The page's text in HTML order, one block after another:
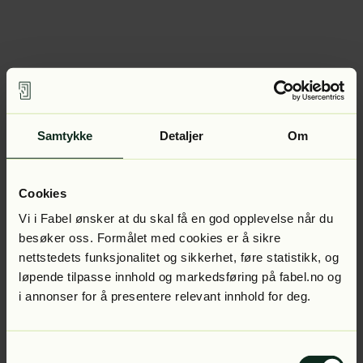
Samtykke Detaljer Om
Cookies
Vi i Fabel ønsker at du skal få en god opplevelse når du
besøker oss. Formålet med cookies er å sikre
nettstedets funksjonalitet og sikkerhet, føre statistikk, og
løpende tilpasse innhold og markedsføring på fabel.no og
i annonser for å presentere relevant innhold for deg.